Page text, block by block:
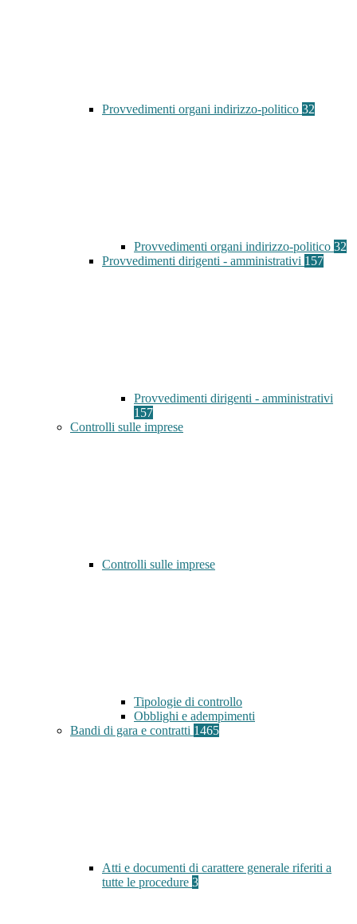
Provvedimenti organi indirizzo-politico 32
Provvedimenti organi indirizzo-politico 32
Provvedimenti dirigenti - amministrativi 157
Provvedimenti dirigenti - amministrativi
157
Controlli sulle imprese
Controlli sulle imprese
Tipologie di controllo
Obblighi e adempimenti
Bandi di gara e contratti 1465
Atti e documenti di carattere generale riferiti a
tutte le procedure 3